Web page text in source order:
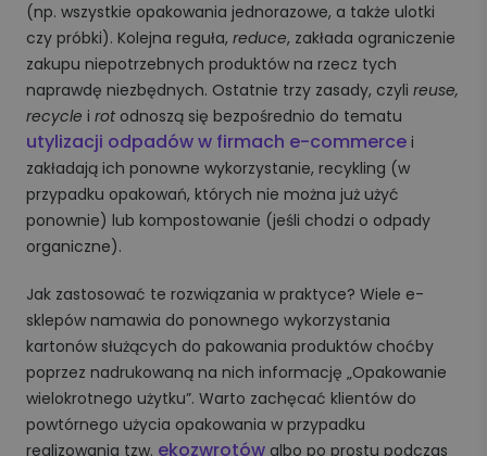
(np. wszystkie opakowania jednorazowe, a także ulotki
czy próbki). Kolejna reguła, reduce, zakłada ograniczenie
zakupu niepotrzebnych produktów na rzecz tych
naprawdę niezbędnych. Ostatnie trzy zasady, czyli reuse,
recycle i rot odnoszą się bezpośrednio do tematu
utylizacji odpadów w firmach e-commerce i
zakładają ich ponowne wykorzystanie, recykling (w
przypadku opakowań, których nie można już użyć
ponownie) lub kompostowanie (jeśli chodzi o odpady
organiczne).
Jak zastosować te rozwiązania w praktyce? Wiele e-
sklepów namawia do ponownego wykorzystania
kartonów służących do pakowania produktów choćby
poprzez nadrukowaną na nich informację „Opakowanie
wielokrotnego użytku”. Warto zachęcać klientów do
powtórnego użycia opakowania w przypadku
realizowania tzw. ekozwrotów albo po prostu podczas